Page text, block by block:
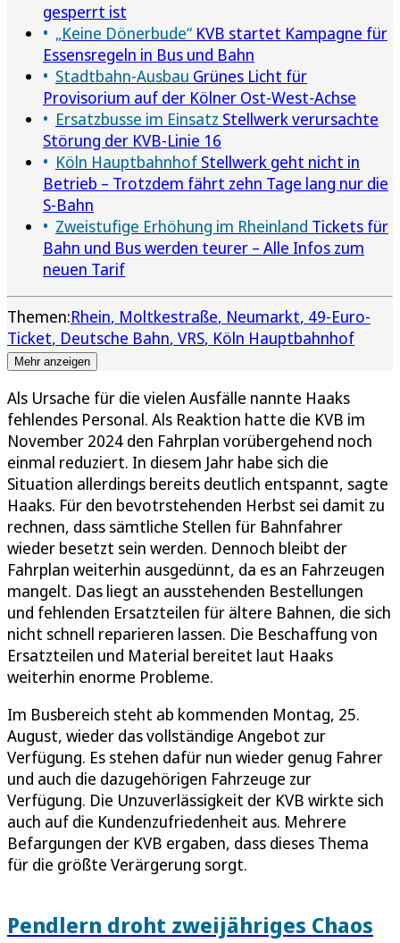
gesperrt ist
„Keine Dönerbude“ KVB startet Kampagne für
Essensregeln in Bus und Bahn
Stadtbahn-Ausbau Grünes Licht für
Provisorium auf der Kölner Ost-West-Achse
Ersatzbusse im Einsatz Stellwerk verursachte
Störung der KVB-Linie 16
Köln Hauptbahnhof Stellwerk geht nicht in
Betrieb – Trotzdem fährt zehn Tage lang nur die
S-Bahn
Zweistufige Erhöhung im Rheinland Tickets für
Bahn und Bus werden teurer – Alle Infos zum
neuen Tarif
Themen:Rhein Moltkestraße Neumarkt 49-Euro-
Ticket Deutsche Bahn VRS Köln Hauptbahnhof
Mehr anzeigen
Als Ursache für die vielen Ausfälle nannte Haaks
fehlendes Personal. Als Reaktion hatte die KVB im
November 2024 den Fahrplan vorübergehend noch
einmal reduziert. In diesem Jahr habe sich die
Situation allerdings bereits deutlich entspannt, sagte
Haaks. Für den bevotrstehenden Herbst sei damit zu
rechnen, dass sämtliche Stellen für Bahnfahrer
wieder besetzt sein werden. Dennoch bleibt der
Fahrplan weiterhin ausgedünnt, da es an Fahrzeugen
mangelt. Das liegt an ausstehenden Bestellungen
und fehlenden Ersatzteilen für ältere Bahnen, die sich
nicht schnell reparieren lassen. Die Beschaffung von
Ersatzteilen und Material bereitet laut Haaks
weiterhin enorme Probleme.
Im Busbereich steht ab kommenden Montag, 25.
August, wieder das vollständige Angebot zur
Verfügung. Es stehen dafür nun wieder genug Fahrer
und auch die dazugehörigen Fahrzeuge zur
Verfügung. Die Unzuverlässigkeit der KVB wirkte sich
auch auf die Kundenzufriedenheit aus. Mehrere
Befargungen der KVB ergaben, dass dieses Thema
für die größte Verärgerung sorgt.
Pendlern droht zweijähriges Chaos